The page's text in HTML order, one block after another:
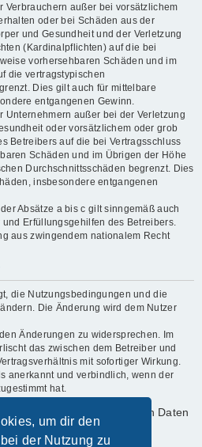
um dir den
der Nutzung zu
Verbrauchern außer bei vorsätzlichem
oder bei Schäden aus der
und Gesundheit und der Verletzung
(Kardinalpflichten) auf die bei
vorhersehbaren Schäden und im
die vertragstypischen
Dies gilt auch für mittelbare
entgangenen Gewinn.
Unternehmern außer bei der Verletzung
oder vorsätzlichem oder grob
Betreibers auf die bei Vertragsschluss
Schäden und im Übrigen der Höhe
Durchschnittsschäden begrenzt. Dies
insbesondere entgangenen
Absätze a bis c gilt sinngemäß auch
Erfüllungsgehilfen des Betreibers.
aus zwingendem nationalem Recht
die Nutzungsbedingungen und die
Die Änderung wird dem Nutzer
Änderungen zu widersprechen. Im
das zwischen dem Betreiber und
mit sofortiger Wirkung.
anerkannt und verbindlich, wenn der
hat.
mit deinen persönlichen Daten
enthalten.